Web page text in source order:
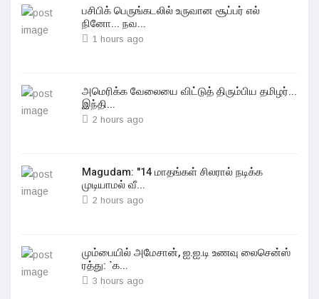
பசிபிக் பெருங்கடலில் உருவான சூப்பர் எல்
நினோ... நவ...
1 hours ago
அமெரிக்க வேலையை விட்டுத் திரும்பிய தமிழர்...
இந்தி...
2 hours ago
Magudam: "14 மாதங்கள் சிலரால் நடிக்க
முடியாமல் வீ...
2 hours ago
மும்பையில் அமேசான், ஐ.ஐ.டி உணவு லைசென்ஸ்
ரத்து: `க...
3 hours ago